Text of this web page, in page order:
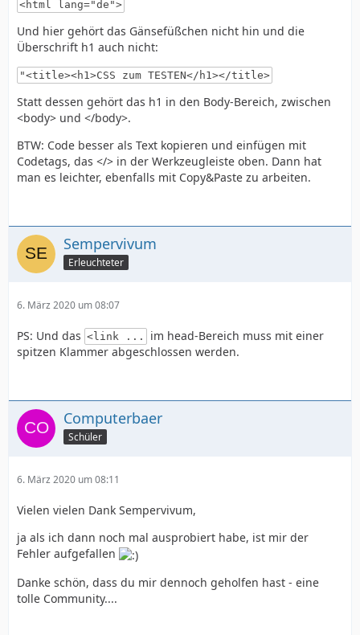
<html lang="de">
Und hier gehört das Gänsefüßchen nicht hin und die
Überschrift h1 auch nicht:
"<title><h1>CSS zum TESTEN</h1></title>
Statt dessen gehört das h1 in den Body-Bereich, zwischen
<body> und </body>.
BTW: Code besser als Text kopieren und einfügen mit
Codetags, das </> in der Werkzeugleiste oben. Dann hat
man es leichter, ebenfalls mit Copy&Paste zu arbeiten.
Sempervivum
Erleuchteter
6. März 2020 um 08:07
PS: Und das <link ...
im head-Bereich muss mit einer
spitzen Klammer abgeschlossen werden.
Computerbaer
Schüler
6. März 2020 um 08:11
Vielen vielen Dank Sempervivum,
ja als ich dann noch mal ausprobiert habe, ist mir der
Fehler aufgefallen
Danke schön, dass du mir dennoch geholfen hast - eine
tolle Community....